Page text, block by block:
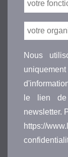
Nous
le lien de
newsletter.
https://